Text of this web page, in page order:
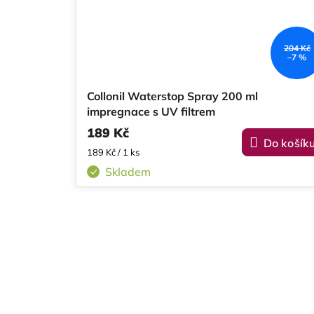
204 Kč
–7 %
Collonil Waterstop Spray 200 ml
impregnace s UV filtrem
189 Kč
Měrná
cena:
189 Kč / 1 ks
Do
Skladem